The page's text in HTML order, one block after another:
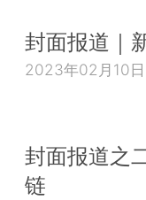
封面报道｜
2023年02月10日
封面报道之
链